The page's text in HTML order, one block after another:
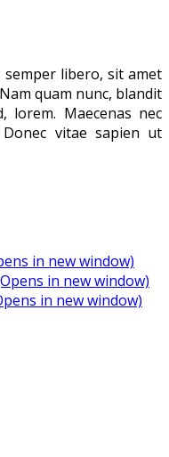
libero, sit amet
quam nunc, blandit
lorem. Maecenas nec
vitae sapien ut
in new window)
in new window)
in new window)